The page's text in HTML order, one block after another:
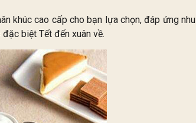
khúc cao cấp cho bạn lựa chọn, đáp ứng nhu
biệt Tết đến xuân về.